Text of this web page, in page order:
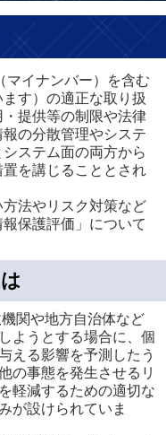
マイナンバー）を含む
す）の適正な取り扱
提供等の制限や法律
の分散管理やシステ
ステム面の両方から
を講じることとされ
法やリスク対策など
保護評価」について
関や地方自治体など
ようとする場合に、個
える影響を予測したう
の事態を発生させるリ
軽減するための適切な
が設けられていま